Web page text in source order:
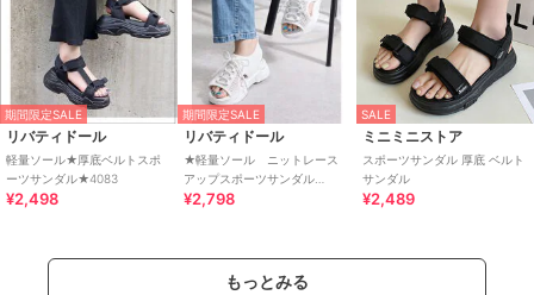
期間限定SALE
リバティドール
軽量ソール★厚底ベルトスポ
ーツサンダル★4083
¥2,498
期間限定SALE
リバティドール
★軽量ソール ニットレース
アップスポーツサンダル
★4186
¥2,798
SALE
ミニミニストア
スポーツサンダル 厚底 ベルト
サンダル
¥2,489
もっとみる